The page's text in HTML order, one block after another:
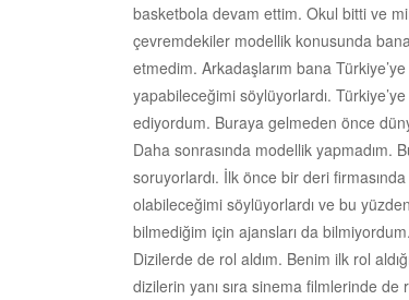
basketbola devam ettim. Okul bitti ve
çevremdekiler modellik konusunda
etmedim. Arkadaşlarım bana
yapabileceğimi söylüyorlardı.
ediyordum. Buraya gelmeden önce
Daha sonrasında modellik yapmadım.
soruyorlardı. İlk önce bir deri
olabileceğimi söylüyorlardı ve bu
bilmediğim için ajansları da
Dizilerde de rol aldım. Benim ilk rol
dizilerin yanı sıra sinema filmlerinde de